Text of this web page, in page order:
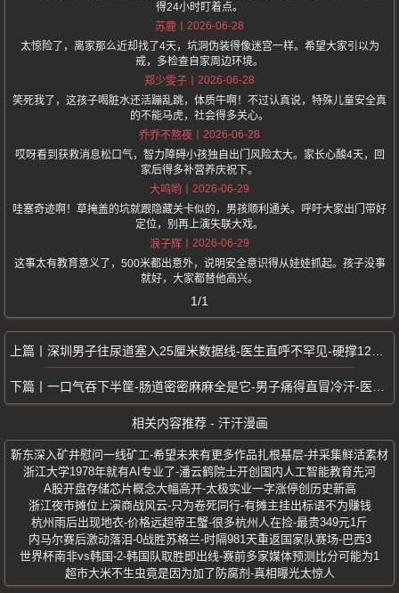
得24小时盯着点。
苏鹿
2026-06-28
太惊险了，离家那么近却找了4天，坑洞伪装得像迷宫一样。希望大家引以为
戒，多检查自家周边环境。
郑少雯子
2026-06-28
笑死我了，这孩子喝脏水还活蹦乱跳，体质牛啊！不过认真说，特殊儿童安全真
的不能马虎，社会得多关心。
乔乔不熬夜
2026-06-28
哎呀看到获救消息松口气，智力障碍小孩独自出门风险太大。家长心酸4天，回
家后得多补营养庆祝下。
大呜哟
2026-06-29
哇塞奇迹啊！草掩盖的坑就跟隐藏关卡似的，男孩顺利通关。呼吁大家出门带好
定位，别再上演失联大戏。
浪子辉
2026-06-29
这事太有教育意义了，500米都出意外，说明安全意识得从娃娃抓起。孩子没事
就好，大家都替他高兴。
1/1
深圳男子往尿道塞入25厘米数据线-医生直呼不罕见-硬撑12小时取不出
一口气吞下半筐-肠道密密麻麻全是它-男子痛得直冒冷汗-医生紧急提醒
相关内容推荐 - 汗汗漫画
靳东深入矿井慰问一线矿工-希望未来有更多作品扎根基层-并采集鲜活素材
浙江大学1978年就有AI专业了-潘云鹤院士开创国内人工智能教育先河
A股开盘存储芯片概念大幅高开-太极实业一字涨停创历史新高
浙江夜市摊位上演商战风云-只为卷死同行-有摊主挂出标语不为赚钱
杭州雨后出现地衣-价格远超帝王蟹-很多杭州人在捡-最贵349元1斤
内马尔赛后激动落泪-0战胜苏格兰-时隔981天重返国家队赛场-巴西3
世界杯南非vs韩国-2-韩国队取胜即出线-赛前多家媒体预测比分可能为1
超市大米不生虫竟是因为加了防腐剂-真相曝光太惊人